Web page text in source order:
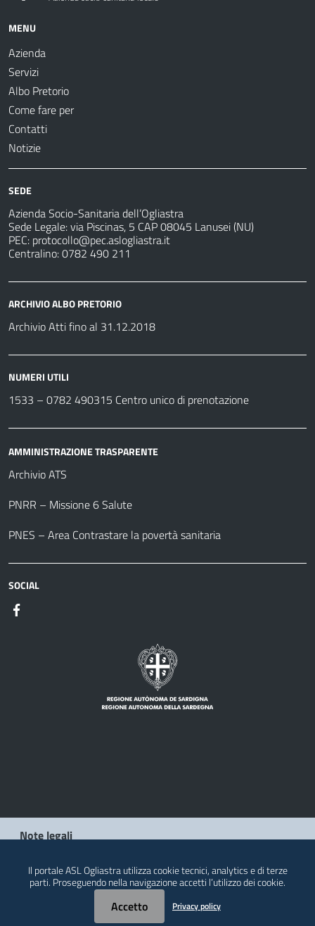
MENU
Azienda
Servizi
Albo Pretorio
Come fare per
Contatti
Notizie
SEDE
Azienda Socio-Sanitaria dell’Ogliastra
Sede Legale: via Piscinas, 5 CAP 08045 Lanusei (NU)
PEC: protocollo@pec.aslogliastra.it
Centralino: 0782 490 211
ARCHIVIO ALBO PRETORIO
Archivio Atti fino al 31.12.2018
NUMERI UTILI
1533 – 0782 490315 Centro unico di prenotazione
AMMINISTRAZIONE TRASPARENTE
Archivio ATS
PNRR – Missione 6 Salute
PNES – Area Contrastare la povertà sanitaria
SOCIAL
Note legali
Contatti
© 2026 Regione Autonoma della Sardegna
Il portale ASL Ogliastra utilizza cookie tecnici, analytics e di terze
parti. Proseguendo nella navigazione accetti l’utilizzo dei cookie.
Accetto Privacy policy